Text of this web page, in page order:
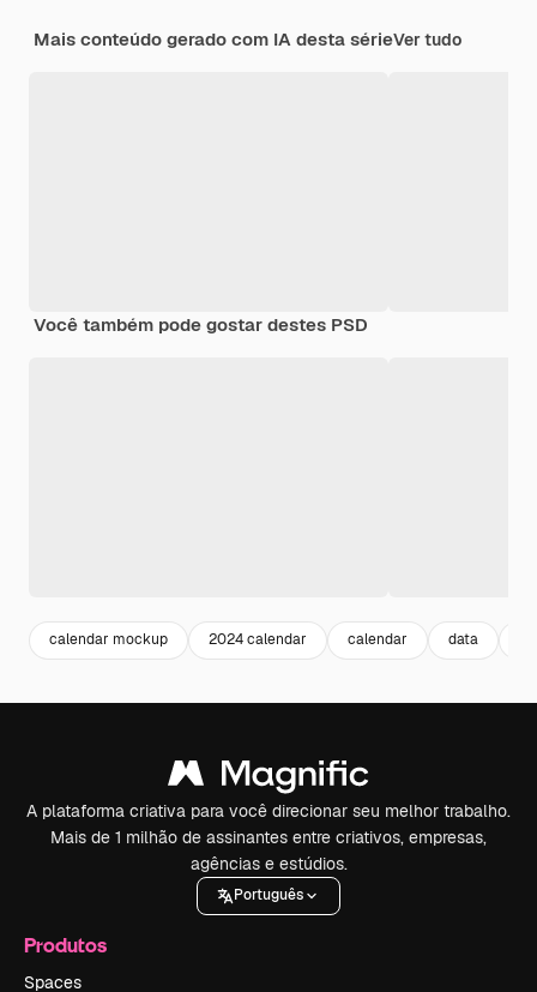
Mais conteúdo gerado com IA desta sérieVer tudo
Você também pode gostar destes PSD
calendar mockup 2024 calendar calendar data
A plataforma criativa para você direcionar seu melhor trabalho.
Mais de 1 milhão de assinantes entre criativos, empresas,
agências e estúdios.
Português
Produtos
Spaces